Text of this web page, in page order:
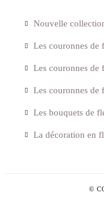
Nouvelle
Les couronnes de
Les couronnes de
Les couronnes de
Les bouquets de
La décoration en
©